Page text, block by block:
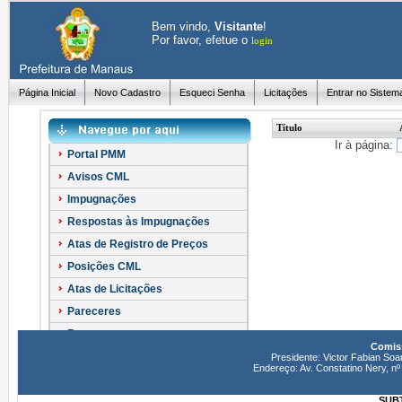
Bem vindo, Visitante!
Por favor, efetue o login
Página Inicial Novo Cadastro Esqueci Senha Licitações Entrar no
Portal PMM
Avisos CML
Impugnações
Respostas às Impugnações
Atas de Registro de Preços
Posições CML
Atas de Licitações
Pareceres
Recursos
Título
Ir à página:
Presidente: Victor Fabian
Endereço: Av. Constatino Nery,